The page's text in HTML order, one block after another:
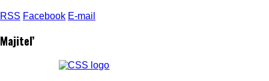
RSS Facebook E-mail
Majiteľ